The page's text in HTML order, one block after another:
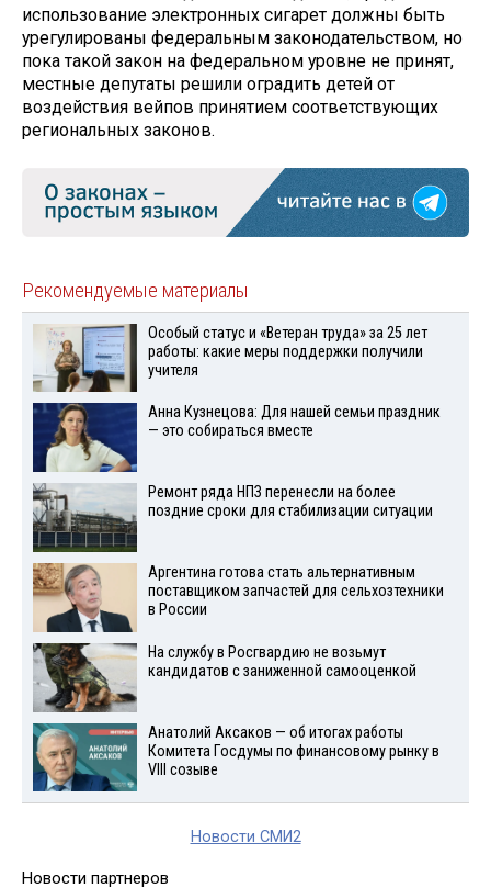
использование электронных сигарет должны быть
урегулированы федеральным законодательством, но
пока такой закон на федеральном уровне не принят,
местные депутаты решили оградить детей от
воздействия вейпов принятием соответствующих
региональных законов.
Рекомендуемые материалы
Особый статус и «Ветеран труда» за 25 лет
работы: какие меры поддержки получили
учителя
Анна Кузнецова: Для нашей семьи праздник
— это собираться вместе
Ремонт ряда НПЗ перенесли на более
поздние сроки для стабилизации ситуации
Аргентина готова стать альтернативным
поставщиком запчастей для сельхозтехники
в России
На службу в Росгвардию не возьмут
кандидатов с заниженной самооценкой
Анатолий Аксаков — об итогах работы
Комитета Госдумы по финансовому рынку в
VIII созыве
Новости СМИ2
Новости партнеров